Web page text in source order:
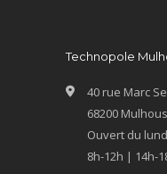
Technopole
40 rue Marc
68200
Ouvert du
8h-12h | 14h-